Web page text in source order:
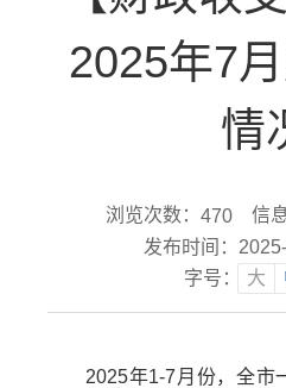
2025年7
情
浏览次数： 470
信
发布时间：
字号：
大
2025年1-7月份，全市